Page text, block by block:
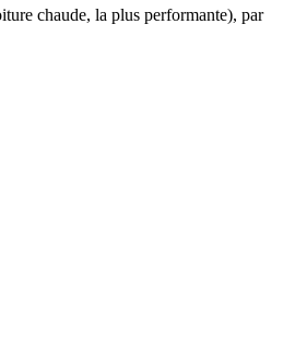
chaude, la plus performante), par